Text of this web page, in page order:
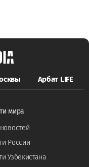
Арбат LIFE
мира
России
Узбекистана